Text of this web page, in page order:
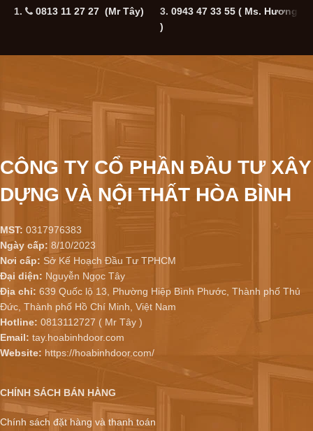
1. 0813 11 27 27 (Mr Tây) 3. 0943 47 33 55 ( Ms. Hương
)
CÔNG TY CỔ PHẦN ĐẦU TƯ XÂY
DỰNG VÀ NỘI THẤT HÒA BÌNH
MST: 0317976383
Ngày cấp: 8/10/2023
Nơi cấp: Sở Kế Hoạch Đầu Tư TPHCM
Đại diện: Nguyễn Ngọc Tây
Địa chỉ: 639 Quốc lộ 13, Phường Hiệp Bình Phước, Thành phố Thủ
Đức, Thành phố Hồ Chí Minh, Việt Nam
Hotline: 0813112727 ( Mr Tây )
Email: tay.hoabinhdoor.com
Website: https://hoabinhdoor.com/
CHÍNH SÁCH BÁN HÀNG
Chính sách đặt hàng và thanh toán